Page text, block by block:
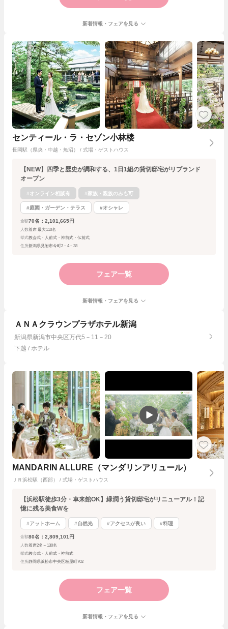
新着情報・フェアを見る
センティール・ラ・セゾン小林楼
長岡駅（県央・中越・魚沼） / 式場・ゲストハウス
【NEW】四季と歴史が調和する、1日1組の貸切邸宅がリブランド
オープン
#オンライン相談有 #家族・親族のみも可
#庭園・ガーデン・テラス #オシャレ
金額 70名：2,101,665円
人数着席 最大110名
挙式教会式・人前式・神前式・仏前式
住所新潟県見附市今町2－4－38
フェア一覧
新着情報・フェアを見る
ＡＮＡクラウンプラザホテル新潟
新潟県新潟市中央区万代5－11－20
下越 / ホテル
MANDARIN ALLURE（マンダリンアリュール）
ＪＲ浜松駅（西部） / 式場・ゲストハウス
【浜松駅徒歩3分・車来館OK】緑潤う貸切邸宅がリニューアル！記
憶に残る美食Wを
#アットホーム #自然光 #アクセスが良い #料理
金額 80名：2,809,101円
人数着席2名～130名
挙式教会式・人前式・神前式
住所静岡県浜松市中央区板屋町702
フェア一覧
新着情報・フェアを見る